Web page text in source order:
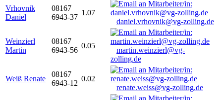
Vrhovnik
Daniel
08167
6943-37
1.07
daniel.vrhovnik@vg-zolling.de
Weinzierl
Martin
08167
6943-56
0.05
martin.weinzierl@vg-
zolling.de
Weiß Renate
08167
6943-12
0.02
renate.weiss@vg-zolling.de